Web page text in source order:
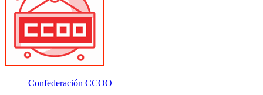
Confederación CCOO